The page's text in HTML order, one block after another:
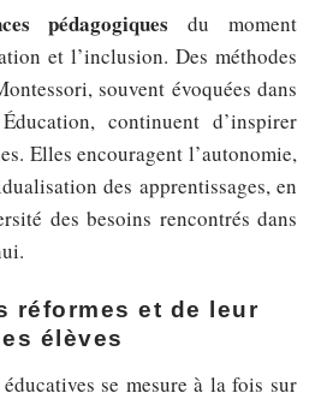
pédagogiques du moment
et l’inclusion. Des méthodes
souvent évoquées dans
continuent d’inspirer
Elles encouragent l’autonomie,
des apprentissages, en
des besoins rencontrés dans
réformes et de leur
élèves
se mesure à la fois sur